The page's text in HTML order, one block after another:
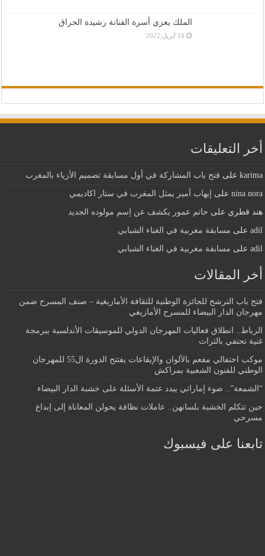
الملك يعزي أسرة الفنانة رشيدة الحراق
16 أبريل,2022
أخر التعليقات
karima على فتح باب المشاركة في أول مسابقة تصميم الأزياء بالمغرب
nina nora على إيهاب أمير يمثل المغرب في ستار اكاديمي
هند قطري على حاتم عمور يكشف عن إسم مولوده الجديد
adil على مسابقة مغربية في الغناء الشبابي
adil على مسابقة مغربية في الغناء الشبابي
أخر المقالات
فتح باب الترشح للجائزة الوطنية للثقافة الأمازيغية – صنف المسرح ضمن
مهرجان الدار البيضاء للمسرح الأمازيغي
الرباط.. انطلاق فعاليات المهرجان الدولي للموسيقات الأندلسية ببرمجة
غنية تحتفي بالتراث
موكب احتفالي مفعم بالألوان والإيقاعات يفتتح الدورة ال55 للمهرجان
الوطني للفنون الشعبية بمراكش
“الشمعة”.. ضوء إماراتي يبدد عتمة الأسئلة على خشبة الدار البيضاء
حين تتكلم الخشبة بلسانهن.. عاملات نظافة يحولن المعاناة إلى إبداع
مسرحي
تابعنا على فيسبوك